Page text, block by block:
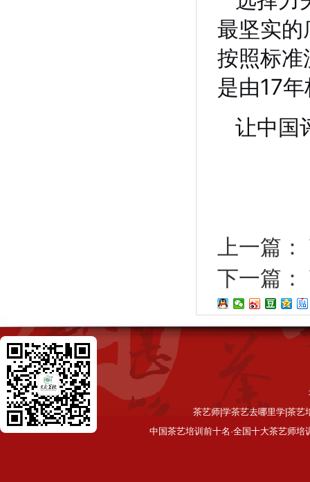
最坚实
按照标
是由17
让中国
上一篇：
下一篇：
茶艺师|学茶艺去哪里学|茶艺
中国茶艺培训前十名·全国十大茶艺师培